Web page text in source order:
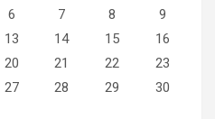
6 7 8
9
13 14 15
16
20 21 22
23
27 28 29
30